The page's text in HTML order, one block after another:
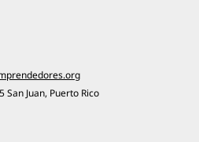
Juan, Puerto Rico